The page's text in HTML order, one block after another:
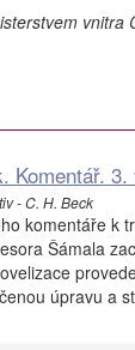
vnitra
Komentář.
- C. H. Beck
komentáře k
Šámala
úpravu a